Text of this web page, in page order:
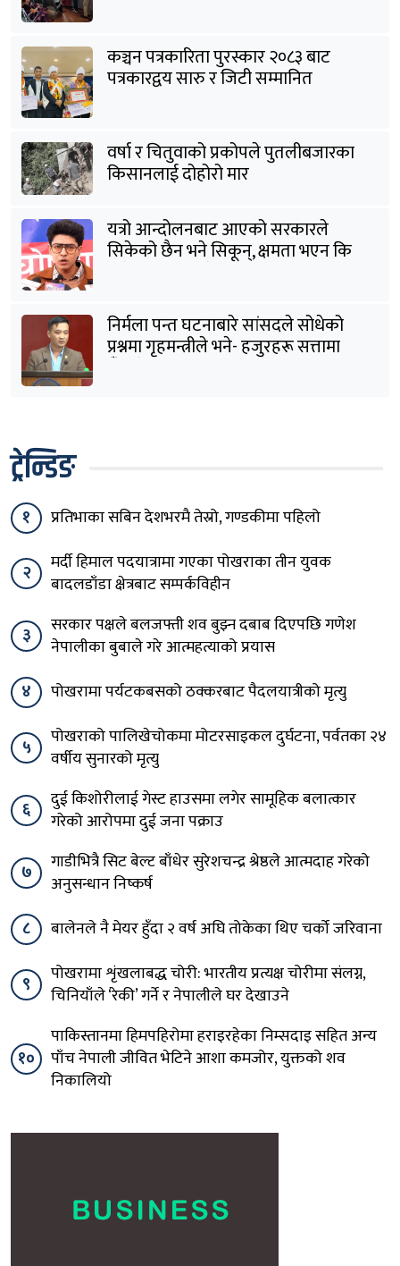
कञ्चन पत्रकारिता पुरस्कार २०८३ बाट
पत्रकारद्वय सारु र जिटी सम्मानित
वर्षा र चितुवाको प्रकोपले पुतलीबजारका
किसानलाई दोहोरो मार
यत्रो आन्दोलनबाट आएको सरकारले
सिकेको छैन भने सिकून्, क्षमता भएन कि
विवेक भएन कि के भएन ?: मिराज ढुंगाना
निर्मला पन्त घटनाबारे सांसदले सोधेको
प्रश्नमा गृहमन्त्रीले भने- हजुरहरू सत्तामा
हुँदाखेरि किन नगर्नुभएको यो ?
ट्रेन्डिङ
१ प्रतिभाका सबिन देशभरमै तेस्रो, गण्डकीमा पहिलो
२
मर्दी हिमाल पदयात्रामा गएका पोखराका तीन युवक
बादलडाँडा क्षेत्रबाट सम्पर्कविहीन
३
सरकार पक्षले बलजफ्ती शव बुझ्न दबाब दिएपछि गणेश
नेपालीका बुबाले गरे आत्महत्याको प्रयास
४
पोखरामा पर्यटकबसको ठक्करबाट पैदलयात्रीको मृत्यु
५
पोखराको पालिखेचोकमा मोटरसाइकल दुर्घटना, पर्वतका २४
वर्षीय सुनारको मृत्यु
६
दुई किशोरीलाई गेस्ट हाउसमा लगेर सामूहिक बलात्कार
गरेको आरोपमा दुई जना पक्राउ
७
गाडीभित्रै सिट बेल्ट बाँधेर सुरेशचन्द्र श्रेष्ठले आत्मदाह गरेको
अनुसन्धान निष्कर्ष
८
बालेनले नै मेयर हुँदा २ वर्ष अघि तोकेका थिए चर्को जरिवाना
९
पोखरामा शृंखलाबद्ध चोरी: भारतीय प्रत्यक्ष चोरीमा संलग्न,
चिनियाँले ‘रेकी’ गर्ने र नेपालीले घर देखाउने
१०
पाकिस्तानमा हिमपहिरोमा हराइरहेका निम्सदाइ सहित अन्य
पाँच नेपाली जीवित भेटिने आशा कमजोर, युक्तको शव
निकालियो